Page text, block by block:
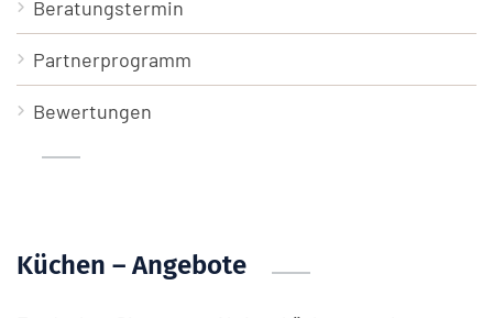
Beratungstermin
Partnerprogramm
Bewertungen
Küchen – Angebote